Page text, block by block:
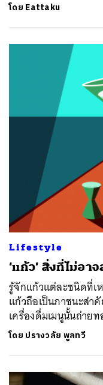
โดย Eattaku
Lifestyle
‘แก้ว’ สิ่งที่ไม่อา
รู้จักแก้วแต่ละชนิดที่เ
แก้วถือเป็นภาชนะสำ
เครื่องดื่มเมนูนั้นถ่าย
โดย ปรางวลัย พูลทวี